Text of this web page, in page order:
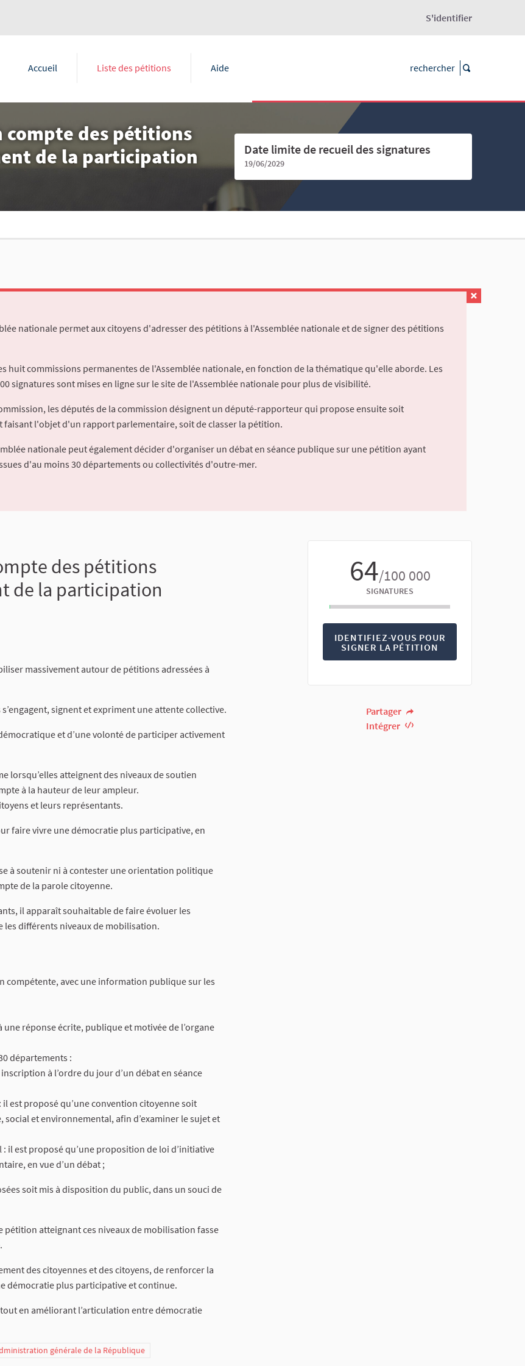
S'identifier
Accueil Liste des pétitions Aide
compte des pétitions
de la participation
Date limite de recueil des signatures
19/06/2029
nationale permet aux citoyens d'adresser des pétitions à l'Assemblée nationale et de signer des pétitions
huit commissions permanentes de l'Assemblée nationale, en fonction de la thématique qu'elle aborde. Les
signatures sont mises en ligne sur le site de l'Assemblée nationale pour plus de visibilité.
les députés de la commission désignent un député-rapporteur qui propose ensuite soit
faisant l'objet d'un rapport parlementaire, soit de classer la pétition.
nationale peut également décider d'organiser un débat en séance publique sur une pétition ayant
d'au moins 30 départements ou collectivités d'outre-mer.
64/100 000
SIGNATURES
IDENTIFIEZ-VOUS POUR
SIGNER LA PÉTITION
Partager
Intégrer
des pétitions
de la participation
massivement autour de pétitions adressées à
signent et expriment une attente collective.
et d’une volonté de participer activement
lorsqu’elles atteignent des niveaux de soutien
à la hauteur de leur ampleur.
et leurs représentants.
faire vivre une démocratie plus participative, en
à soutenir ni à contester une orientation politique
de la parole citoyenne.
il apparaît souhaitable de faire évoluer les
les différents niveaux de mobilisation.
compétente, avec une information publique sur les
réponse écrite, publique et motivée de l’organe
départements :
à l’ordre du jour d’un débat en séance
est proposé qu’une convention citoyenne soit
et environnemental, afin d’examiner le sujet et
il est proposé qu’une proposition de loi d’initiative
en vue d’un débat ;
soit mis à disposition du public, dans un souci de
pétition atteignant ces niveaux de mobilisation fasse
des citoyennes et des citoyens, de renforcer la
démocratie plus participative et continue.
en améliorant l’articulation entre démocratie
générale de la République